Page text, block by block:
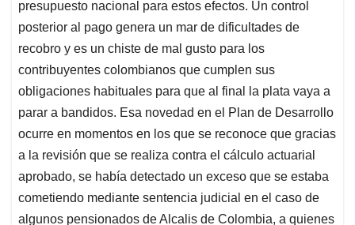
presupuesto nacional para estos efectos. Un control
posterior al pago genera un mar de dificultades de
recobro y es un chiste de mal gusto para los
contribuyentes colombianos que cumplen sus
obligaciones habituales para que al final la plata vaya a
parar a bandidos. Esa novedad en el Plan de Desarrollo
ocurre en momentos en los que se reconoce que gracias
a la revisión que se realiza contra el cálculo actuarial
aprobado, se había detectado un exceso que se estaba
cometiendo mediante sentencia judicial en el caso de
algunos pensionados de Alcalis de Colombia, a quienes